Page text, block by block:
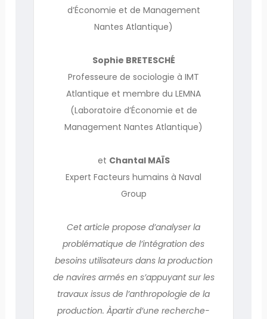
d’Économie et de Management
Nantes Atlantique)
Sophie BRETESCHÉ
Professeure de sociologie à IMT
Atlantique et membre du LEMNA
(Laboratoire d’Économie et de
Management Nantes Atlantique)
et Chantal MAÏS
Expert Facteurs humains à Naval
Group
Cet article propose d’analyser la
problématique de l’intégration des
besoins utilisateurs dans la production
de navires armés en s’appuyant sur les
travaux issus de l’anthropologie de la
production. Àpartir d’une recherche-